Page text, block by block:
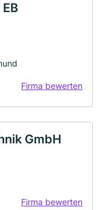
Firma bewerten
GmbH
Firma bewerten